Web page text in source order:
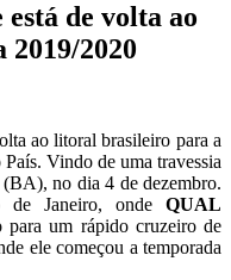
de volta ao
2020
ao litoral brasileiro para a
Vindo de uma travessia
no dia 4 de dezembro.
Janeiro, onde QUAL
para um rápido cruzeiro de
ele começou a temporada